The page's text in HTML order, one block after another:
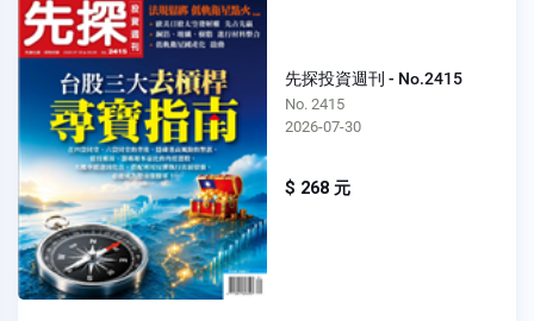
先探投資週刊 - No.2415
No. 2415
2026-07-30
$ 268 元